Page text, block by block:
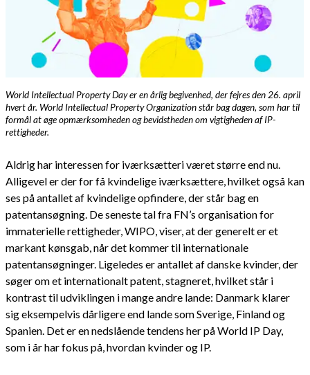
World Intellectual Property Day er en årlig begivenhed, der fejres den 26. april
hvert år. World Intellectual Property Organization står bag dagen, som har til
formål at øge opmærksomheden og bevidstheden om vigtigheden af IP-
rettigheder.
Aldrig har interessen for iværksætteri været større end nu.
Alligevel er der for få kvindelige iværksættere, hvilket også kan
ses på antallet af kvindelige opfindere, der står bag en
patentansøgning. De seneste tal fra FN’s organisation for
immaterielle rettigheder, WIPO, viser, at der generelt er et
markant kønsgab, når det kommer til internationale
patentansøgninger. Ligeledes er antallet af danske kvinder, der
søger om et internationalt patent, stagneret, hvilket står i
kontrast til udviklingen i mange andre lande: Danmark klarer
sig eksempelvis dårligere end lande som Sverige, Finland og
Spanien. Det er en nedslående tendens her på World IP Day,
som i år har fokus på, hvordan kvinder og IP.